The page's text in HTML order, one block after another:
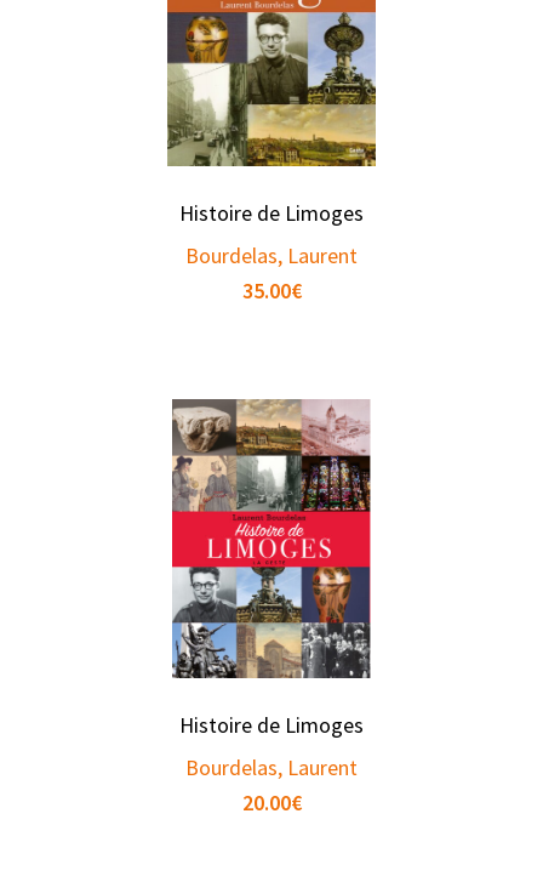
Histoire de Limoges
Bourdelas, Laurent
35.00€
Histoire de Limoges
Bourdelas, Laurent
20.00€